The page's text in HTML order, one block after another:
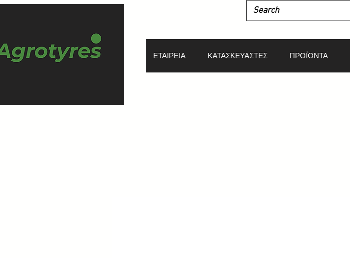
ΕΤΑΙΡΕΙΑ ΚΑΤΑΣΚΕΥΑΣΤΕΣ ΠΡΟΪΟΝΤΑ